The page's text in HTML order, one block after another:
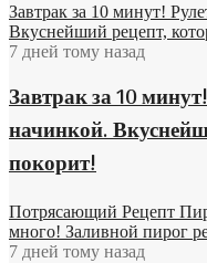
Завтрак за 10 минут!
Вкуснейший рецепт,
7 дней тому назад
Завтрак за 10
начинкой.
покорит!
Потрясающий Рецепт
много! Заливной пирог
7 дней тому назад